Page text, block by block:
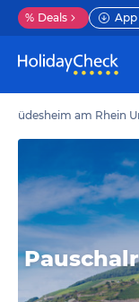
% Deals
Rüdesheim am Rhein